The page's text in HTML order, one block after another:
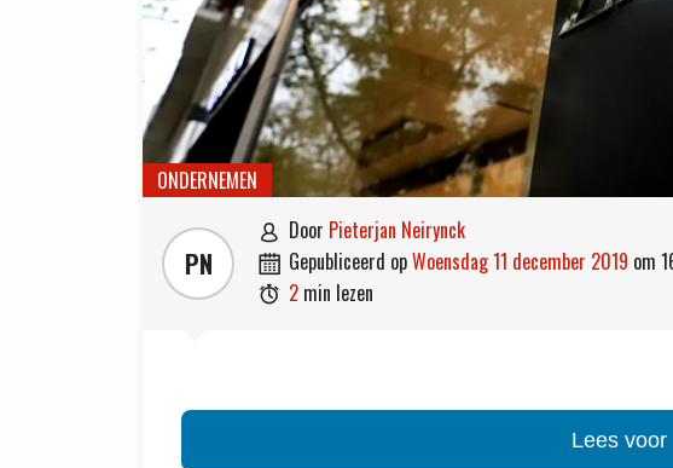
ONDERNEMEN
PN
 door Pieterjan Neirynck
 gepubliceerd op woensdag 11 december 2019 om
 2 min lezen
Lees voor